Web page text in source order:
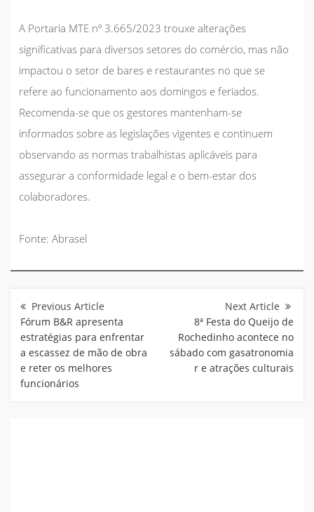
A Portaria MTE nº 3.665/2023 trouxe alterações
significativas para diversos setores do comércio, mas não
impactou o setor de bares e restaurantes no que se
refere ao funcionamento aos domingos e feriados.
Recomenda-se que os gestores mantenham-se
informados sobre as legislações vigentes e continuem
observando as normas trabalhistas aplicáveis para
assegurar a conformidade legal e o bem-estar dos
colaboradores.
Fonte: Abrasel
de
Post
Fórum B&R apresenta
estratégias para enfrentar
a escassez de mão de obra
e reter os melhores
funcionários
8ª Festa do Queijo de
Rochedinho acontece no
sábado com gasatronomia
r e atrações culturais